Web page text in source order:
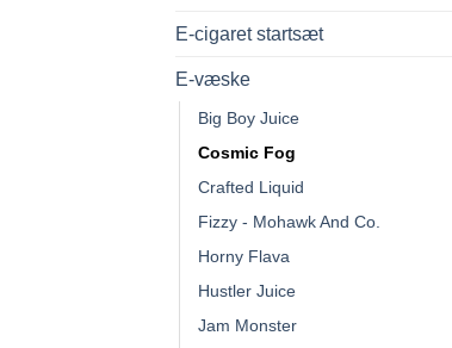
E-cigaret startsæt
E-væske
Big Boy Juice
Cosmic Fog
Crafted Liquid
Fizzy - Mohawk And Co.
Horny Flava
Hustler Juice
Jam Monster